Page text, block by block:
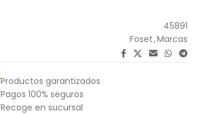
45891
Foset,Marcas
Productos garantizados
Pagos 100% seguros
Recoge en sucursal